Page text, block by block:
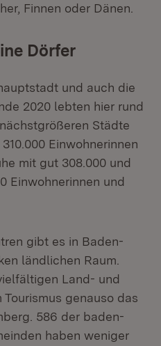
Finnen oder Dänen.
Dörfer
und auch die
2020 lebten hier rund
Städte
Einwohnerinnen
mit gut 308.000 und
Einwohnerinnen und
gibt es in Baden-
ländlichen Raum.
Land- und
genauso das
586 der baden-
haben weniger